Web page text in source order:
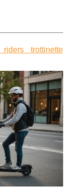
trottinette